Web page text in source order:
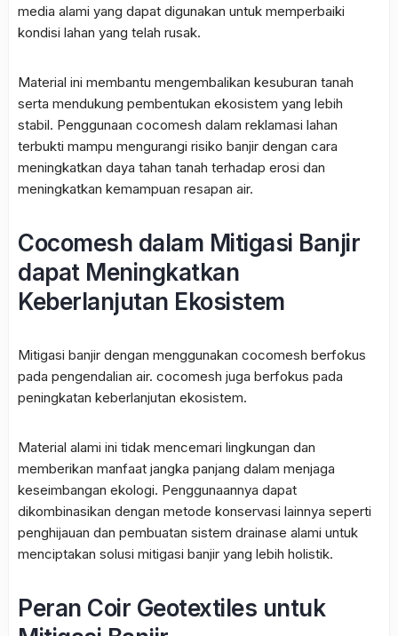
media alami yang dapat digunakan untuk memperbaiki
kondisi lahan yang telah rusak.
Material ini membantu mengembalikan kesuburan tanah
serta mendukung pembentukan ekosistem yang lebih
stabil. Penggunaan cocomesh dalam reklamasi lahan
terbukti mampu mengurangi risiko banjir dengan cara
meningkatkan daya tahan tanah terhadap erosi dan
meningkatkan kemampuan resapan air.
Cocomesh dalam Mitigasi Banjir
dapat Meningkatkan
Keberlanjutan Ekosistem
Mitigasi banjir dengan menggunakan cocomesh berfokus
pada pengendalian air. cocomesh juga berfokus pada
peningkatan keberlanjutan ekosistem.
Material alami ini tidak mencemari lingkungan dan
memberikan manfaat jangka panjang dalam menjaga
keseimbangan ekologi. Penggunaannya dapat
dikombinasikan dengan metode konservasi lainnya seperti
penghijauan dan pembuatan sistem drainase alami untuk
menciptakan solusi mitigasi banjir yang lebih holistik.
Peran Coir Geotextiles untuk